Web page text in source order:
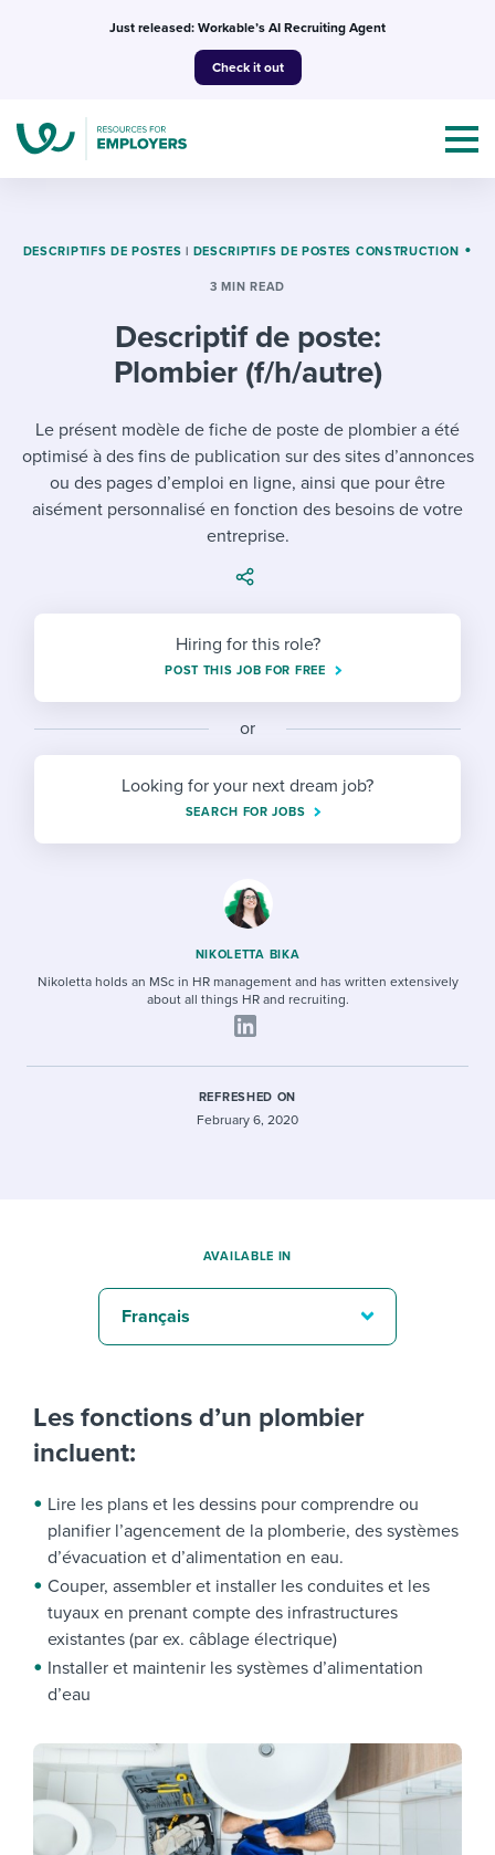
Just released: Workable’s AI Recruiting Agent
Check it out
Mobilizing AI in my work
Evaluating candidates
Developing & retaining people
Ensuring compliance
Finding and attracting people
Establishing an employer brand
Digitizing work processes
Candidate/employee experiences
Templates & Guides
I WANT...
Job description templates
Interview question templates
Onboarding checklists
Step-by-step tutorials
HR terms
Workable Academy
I WANT TO LEARN ABOUT...
Applying for a job
Pay & benefits
Overall career resources
Attend webinars & events
Workable customer stories
DESCRIPTIFS DE POSTES | DESCRIPTIFS DE POSTES CONSTRUCTION
3 MIN READ
Descriptif de poste:
Plombier (f/h/autre)
Le présent modèle de fiche de poste de plombier a été
optimisé à des fins de publication sur des sites d’annonces
ou des pages d’emploi en ligne, ainsi que pour être
aisément personnalisé en fonction des besoins de votre
entreprise.
Hiring for this role?
POST THIS JOB FOR FREE
or
Looking for your next dream job?
SEARCH FOR JOBS
NIKOLETTA BIKA
Nikoletta holds an MSc in HR management and has written extensively
about all things HR and recruiting.
REFRESHED ON
February 6, 2020
Les fonctions d’un plombier
incluent:
Lire les plans et les dessins pour comprendre ou
planifier l’agencement de la plomberie, des systèmes
d’évacuation et d’alimentation en eau.
Couper, assembler et installer les conduites et les
tuyaux en prenant compte des infrastructures
existantes (par ex. câblage électrique)
Installer et maintenir les systèmes d’alimentation
d’eau
AVAILABLE IN
Français